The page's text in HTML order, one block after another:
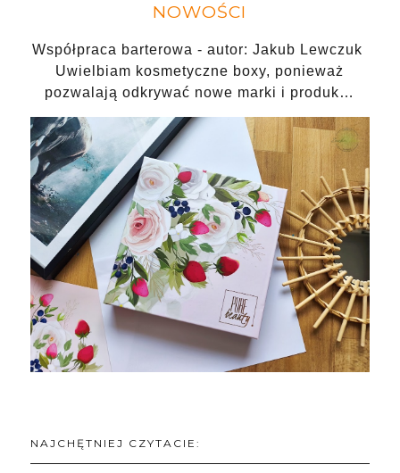
NOWOŚCI
Współpraca barterowa - autor: Jakub Lewczuk
Uwielbiam kosmetyczne boxy, ponieważ
pozwalają odkrywać nowe marki i produk…
NAJCHĘTNIEJ CZYTACIE: